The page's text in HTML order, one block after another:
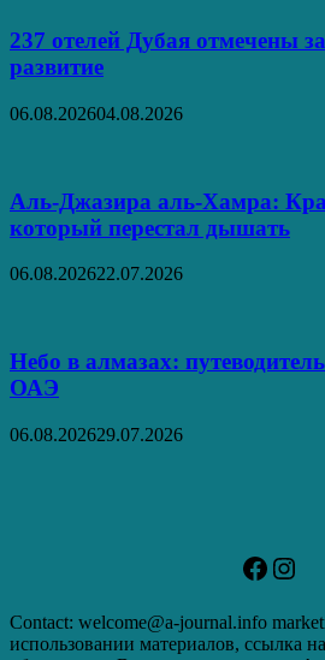
237 отелей Дубая отмечены
развитие
06.08.202604.08.2026
Аль‑Джазира аль‑Хамра:
который перестал дышать
06.08.202622.07.2026
Небо в алмазах:
ОАЭ
06.08.202629.07.2026
Contact: welcome@a-journal.info
использовании материалов, ссылка